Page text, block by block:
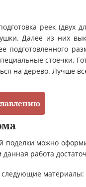
реек (двух
Далее из них
подготовленного
стоечки.
на дерево. Лучше
можно
работа
следующие материалы: